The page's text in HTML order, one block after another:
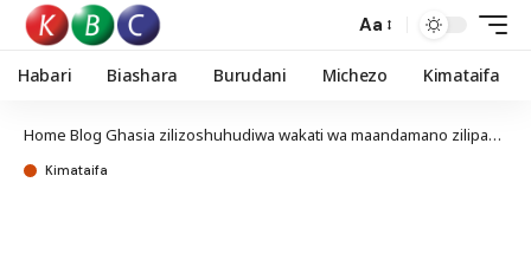
Aa
Habari Biashara Burudani Michezo Kimataifa
Home Blog Ghasia zilizoshuhudiwa wakati wa maandamano zilipangwa kisiasa, asema Rais Ruto
Kimataifa